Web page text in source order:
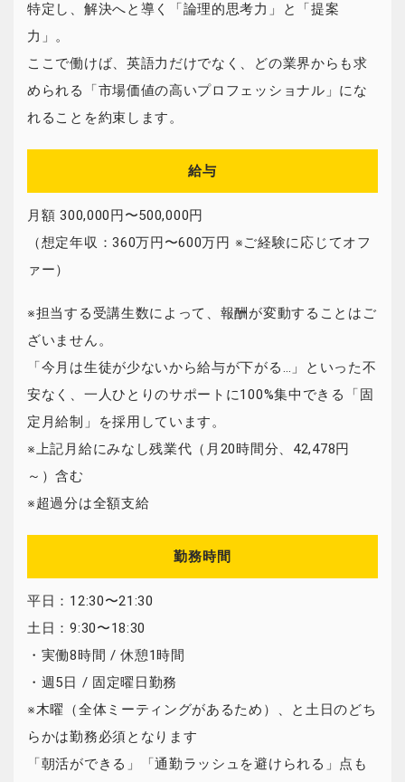
特定し、解決へと導く「論理的思考力」と「提案
力」。
ここで働けば、英語力だけでなく、どの業界からも求
められる「市場価値の高いプロフェッショナル」にな
れることを約束します。
給与
月額 300,000円〜500,000円
（想定年収：360万円〜600万円 ※ご経験に応じてオフ
ァー）
※担当する受講生数によって、報酬が変動することはご
ざいません。
「今月は生徒が少ないから給与が下がる…」といった不
安なく、一人ひとりのサポートに100%集中できる「固
定月給制」を採用しています。
※上記月給にみなし残業代（月20時間分、42,478円
～）含む
※超過分は全額支給
勤務時間
平日：12:30〜21:30
土日：9:30〜18:30
・実働8時間 / 休憩1時間
・週5日 / 固定曜日勤務
※木曜（全体ミーティングがあるため）、と土日のどち
らかは勤務必須となります
「朝活ができる」「通勤ラッシュを避けられる」点も